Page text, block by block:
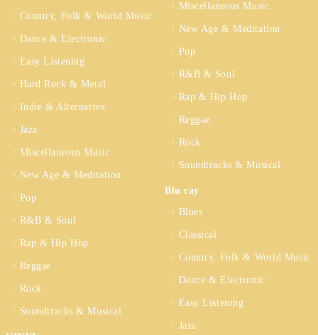
Country, Folk & World Music
Dance & Electronic
Easy Listening
Hard Rock & Metal
Indie & Alternative
Jazz
Miscellaneous Music
New Age & Meditation
Pop
R&B & Soul
Rap & Hip Hop
Reggae
Rock
Soundtracks & Musical
Miscellaneous Music
New Age & Meditation
Pop
R&B & Soul
Rap & Hip Hop
Reggae
Rock
Soundtracks & Musical
Blu ray
Blues
Classical
Country, Folk & World Music
Dance & Electronic
Easy Listening
Jazz